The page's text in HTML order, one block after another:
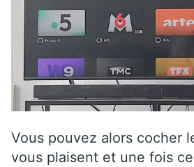
Vous pouvez alors cocher
vous plaisent et une fois